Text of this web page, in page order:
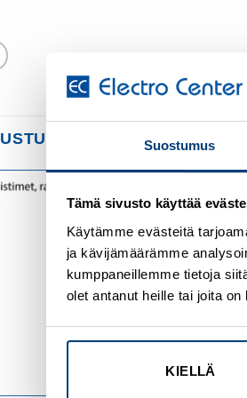
Suostumus
Tämä sivusto käyttää
Käytämme evästeitä
ja kävijämäärämme
kumppaneillemme tietoja
olet antanut heille tai joita
KIELLÄ
MYÖS
wishlist